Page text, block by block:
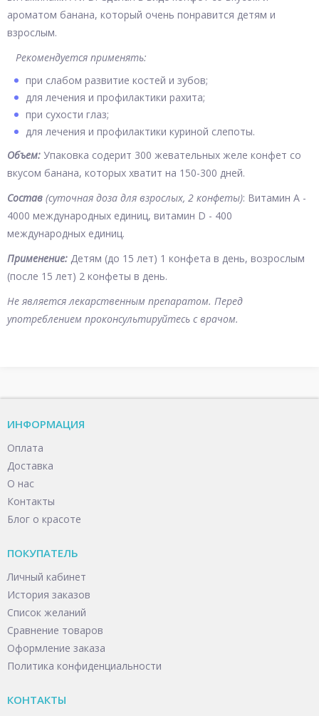
ароматом банана, который очень понравится детям и
взрослым.
Рекомендуется применять:
при слабом развитие костей и зубов;
для лечения и профилактики рахита;
при сухости глаз;
для лечения и профилактики куриной слепоты.
Объем: Упаковка содерит 300 жевательных желе конфет со
вкусом банана, которых хватит на 150-300 дней.
Состав (суточная доза для взрослых, 2 конфеты): Витамин А -
4000 международных единиц, витамин D - 400
международных единиц.
Применение: Детям (до 15 лет) 1 конфета в день, возрослым
(после 15 лет) 2 конфеты в день.
Не является лекарственным препаратом. Перед
употреблением проконсультируйтесь с врачом.
ИНФОРМАЦИЯ
Оплата
Доставка
О нас
Контакты
Блог о красоте
ПОКУПАТЕЛЬ
Личный кабинет
История заказов
Список желаний
Сравнение товаров
Оформление заказа
Политика конфиденциальности
КОНТАКТЫ